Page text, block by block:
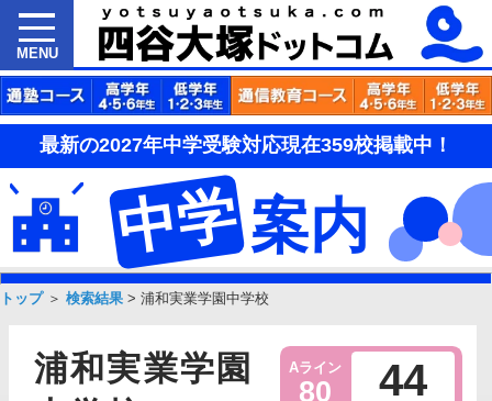
MENU
最新の2027年中学受験対応現在359校掲載中！
中学案内
トップ＞ 検索結果 > 浦和実業学園中学校
浦和実業学園
Aライン
80 44